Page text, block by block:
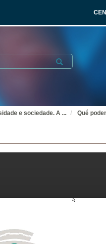
Submit
e sociedade. A ... Qué